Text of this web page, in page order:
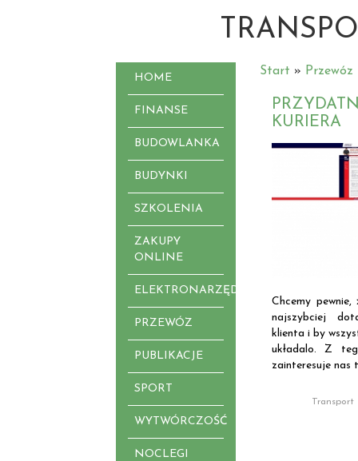
HOME
FINANSE
BUDOWLANKA
BUDYNKI
SZKOLENIA
ZAKUPY
ONLINE
ELEKTRONARZĘDZIA
PRZEWÓZ
PUBLIKACJE
SPORT
WYTWÓRCZOŚĆ
NOCLEGI
Start » Przewóz
KURIERA
Chcemy pewnie,
najszybciej
klienta i by
układalo. Z
zainteresuje nas
Transport